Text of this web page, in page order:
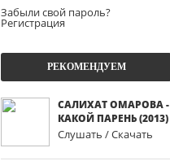
Забыли свой пароль?
Регистрация
РЕКОМЕНДУЕМ
САЛИХАТ ОМАРОВА -
КАКОЙ ПАРЕНЬ (2013)
Слушать / Скачать